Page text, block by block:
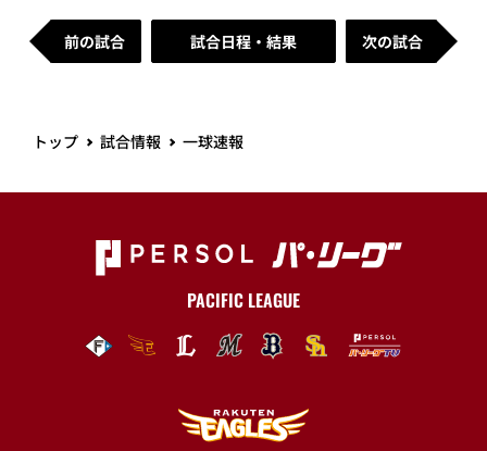
前の試合 試合日程・結果 次の試合
トップ 試合情報 一球速報
PACIFIC LEAGUE